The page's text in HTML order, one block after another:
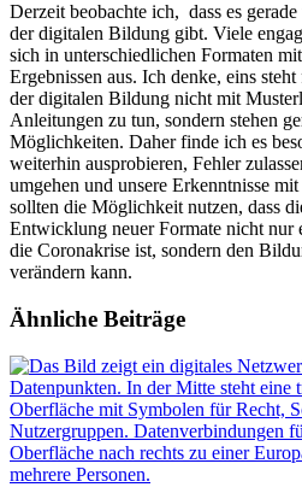
Derzeit beobachte ich, dass es
der digitalen Bildung gibt. Viele
sich in unterschiedlichen Formaten
Ergebnissen aus. Ich denke, eins
der digitalen Bildung nicht mit
Anleitungen zu tun, sondern stehen
Möglichkeiten. Daher finde ich es
weiterhin ausprobieren, Fehler
umgehen und unsere Erkenntnisse
sollten die Möglichkeit nutzen, dass
Entwicklung neuer Formate nicht nur
die Coronakrise ist, sondern den
verändern kann.
Ähnliche Beiträge